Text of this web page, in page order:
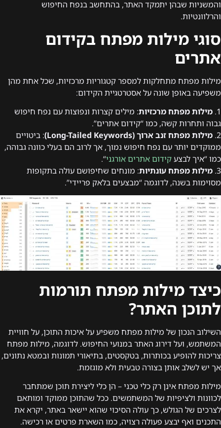
והמשניות שבהן יתמקד האתר, בהתחשב בנפח החיפוש
והרלוונטיות.
סוגי מילות מפתח בקידום
אתרים
מילות מפתח מתחלקות למספר קטגוריות מרכזיות, שכל אחת מהן
משפיעה באופן שונה על אסטרטגיית הקידום:
1. מילות מפתח מרכזיות: מילים קצרות ונפוצות עם נפח חיפוש
גבוה ותחרות קשה, כמו “קידום אתרים”.
2. מילות מפתח זנב ארוך (Long-Tailed Keywords)
: ביטויים
ממוקדים יותר עם נפח חיפוש נמוך, אך לרוב הם בעלי כוונה גבוהה,
כמו “איך לבצעקידום אתרים אורגני“.
3. מילות מפתח עונתיות: מונחים שחיפושם עולה בתקופות
מסוימות בשנה, לדוגמה “מבצעים בלאק פריידי”.
כיצד מילות מפתח תורמות
לתוכן האתר?
השילוב הנכון של מילות מפתח משפיע על איכות התוכן, על חוויית
המשתמש, ועל דירוג האתר במנועי החיפוש. לדוגמה, מילות מפתח
צריכות להופיע בכותרות, בטקסטים, בתיאורי תמונות ובמטא נתונים,
אך יש לשלב אותן בצורה טבעית ולא מוגזמת.
מילות מפתח אינן רק כלי טכני – הן כלי ליצירת תוכן שמתחבר
לכוונות ולציפיות של המשתמשים. ככל שהתוכן ממוקד ומותאם
לצרכים של הגולש, כך עולה הסיכוי שהוא יישאר באתר, יקרא את
התכנים ואף יבצע פעולה רצויה, כמו השארת פרטים או רכישה.